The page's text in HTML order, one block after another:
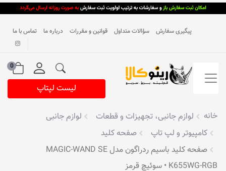
پیگیری سفارش سؤالات متداول قوانین و مقررات درباره ما تماس با ما
0
لیست لپتاپ
خانه لوازم جانبی، تجهیزات و قطعات
لوازم جانبی
کامپیوتر و لپ تاپ
صفحه کلید
صفحه کلید باسیم ردراگون مدل MAGIC-WAND SE
K655WG-RGB • سوئیچ قرمز